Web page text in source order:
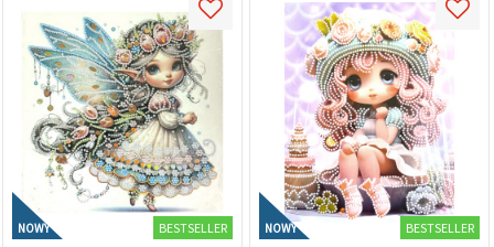
NOWY BESTSELLER NOWY BESTSELLER